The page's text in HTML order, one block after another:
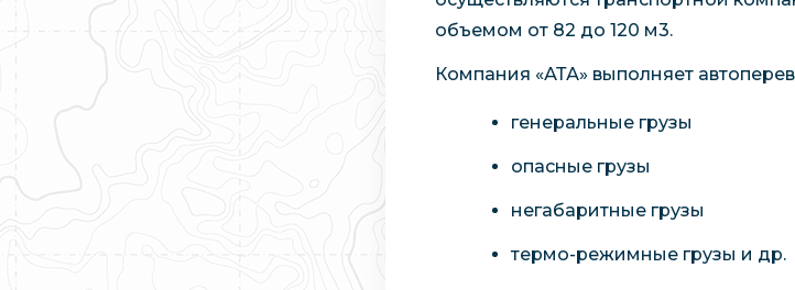
объемом от 82 до 120 м3.
Компания «АТА» выполняет
генеральные грузы
опасные грузы
негабаритные грузы
термо-режимные грузы и др.